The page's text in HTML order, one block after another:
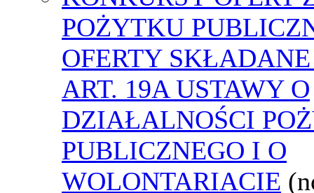
POŻYTKU
OFERTY
ART. 19A USTAWY O
DZIAŁALNOŚCI
PUBLICZNEGO I O
WOLONTARIACIE